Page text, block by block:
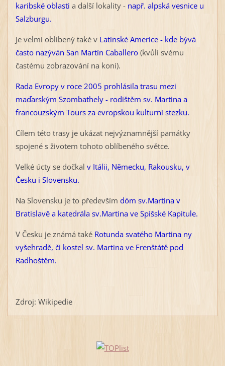
karibské oblasti a další lokality - např. alpská vesnice u
Salzburgu.
Je velmi oblíbený také v Latinské Americe - kde bývá
často nazýván San Martín Caballero (kvůli svému
častému zobrazování na koni).
Rada Evropy v roce 2005 prohlásila trasu mezi
maďarským Szombathely - rodištěm sv. Martina a
francouzským Tours za evropskou kulturní stezku.
Cílem této trasy je ukázat nejvýznamnější památky
spojené s životem tohoto oblíbeného světce.
Velké úcty se dočkal v Itálii, Německu, Rakousku, v
Česku i Slovensku.
Na Slovensku je to především dóm sv.Martina v
Bratislavě a katedrála sv.Martina ve Spišské Kapitule.
V Česku je známá také Rotunda svatého Martina ny
vyšehradě, či kostel sv. Martina ve Frenštátě pod
Radhoštěm.
Zdroj: Wikipedie